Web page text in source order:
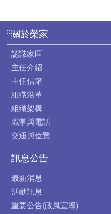
:::關於榮家
認識家區
主任介紹
主任信箱
組織沿革
組織架構
職掌與電話
交通與位置
訊息公告
最新消息
活動訊息
重要公告(政風宣導)